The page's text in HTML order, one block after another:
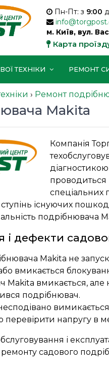
Пн-Пт: з 9:00
м. Київ, вул.
Карта
ТЕХНІКИ РЕМОНТ
› Ремонт
Makita
Компанія
діагностикою
проводиться
спеціальних
існуючих
подрібнювача
дефекти
Makita не
вмикається
вмикається, але
подрібнювач.
перевірити напругу в
і
ремонту садового